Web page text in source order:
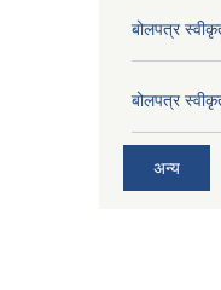
बोलपत्र
बोलपत्र
अन्य